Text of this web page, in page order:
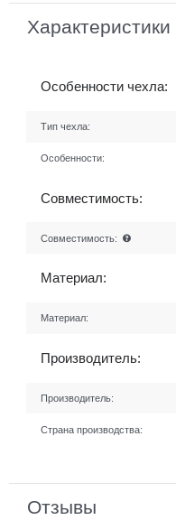
Характеристики
Особенности чехла:
Тип чехла:
Особенности:
Совместимость:
Совместимость:
Материал:
Материал:
Производитель:
Производитель:
Страна производства:
Отзывы